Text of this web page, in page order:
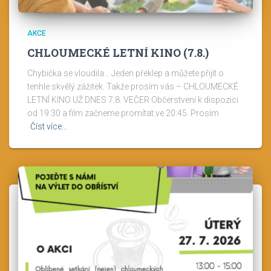
AKCE
CHLOUMECKÉ LETNÍ KINO (7.8.)
Chybička se vloudila… Jeden překlep a můžete přijít o
tenhle skvělý zážitek. Takže prosím vás – CHLOUMECKÉ
LETNÍ KINO UŽ DNES 7.8. VEČER Občerstvení k dispozici
od 19:30 a film začneme promítat ve 20:45. Prosím
Číst více…